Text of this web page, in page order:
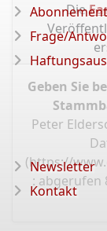
Die
Geben Sie
Peter
(https://
: abgerufen
Abonnement
Frage/
Newsletter
Kontakt